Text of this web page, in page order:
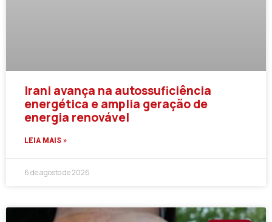
Irani avança na autossuficiência
energética e amplia geração de
energia renovável
LEIA MAIS »
6 de agosto de 2026